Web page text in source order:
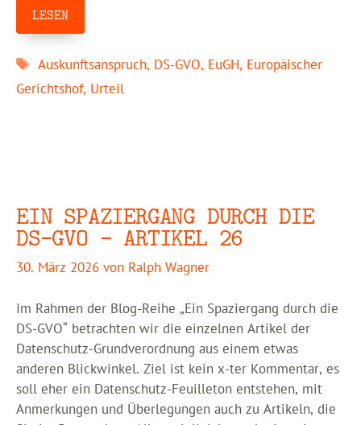
LESEN
Schlagwörter
Auskunftsanspruch, DS-GVO, EuGH, Europäischer
Gerichtshof, Urteil
EIN SPAZIERGANG DURCH DIE
DS-GVO – ARTIKEL 26
30. März 2026 von Ralph Wagner
Im Rahmen der Blog-Reihe „Ein Spaziergang durch die
DS-GVO“ betrachten wir die einzelnen Artikel der
Datenschutz-Grundverordnung aus einem etwas
anderen Blickwinkel. Ziel ist kein x-ter Kommentar, es
soll eher ein Datenschutz-Feuilleton entstehen, mit
Anmerkungen und Überlegungen auch zu Artikeln, die